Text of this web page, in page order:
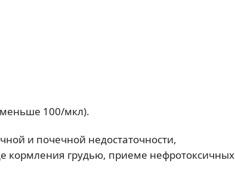
меньше 100/мкл).
и почечной недостаточности,
кормления грудью, приеме нефротоксичных